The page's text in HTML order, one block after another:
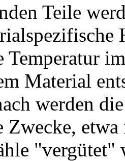
Teile
Temperatur
Material
werden
Zwecke,
"vergütet"